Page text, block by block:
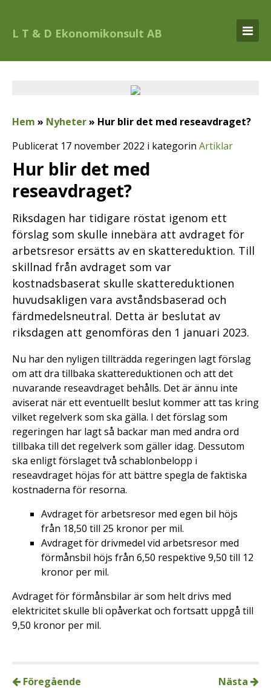
L T & D Ekonomikonsult AB
Hem » Nyheter» Hur blir det med reseavdraget?
Publicerat 17 november 2022 i kategorin Artiklar
Hur blir det med
reseavdraget?
Riksdagen har tidigare röstat igenom ett
förslag som skulle innebära att avdraget för
arbetsresor ersätts av en skattereduktion. Till
skillnad från avdraget som var
kostnadsbaserat skulle skattereduktionen
huvudsakligen vara avståndsbaserad och
färdmedelsneutral. Detta är beslutat av
riksdagen att genomföras den 1 januari 2023.
Nu har den nyligen tillträdda regeringen lagt förslag
om att dra tillbaka skattereduktionen och att det
nuvarande reseavdraget behålls. Det är ännu inte
aviserat när ett eventuellt beslut kommer att tas kring
vilket regelverk som ska gälla. I det förslag som
regeringen har lagt så backar man med andra ord
tillbaka till det regelverk som gäller idag. Dessutom
ska enligt förslaget två schablonbelopp i
reseavdraget höjas för att bättre spegla de faktiska
kostnaderna för resorna.
Avdraget för arbetsresor med egen bil höjs
från 18,50 till 25 kronor per mil.
Avdraget för drivmedel vid arbetsresor med
förmånsbil höjs från 6,50 respektive 9,50 till 12
kronor per mil.
Avdraget för förmånsbilar är som helt drivs med
elektricitet skulle bli opåverkat och fortsatt uppgå till
9,50 kronor per mil.
Föregående Nästa